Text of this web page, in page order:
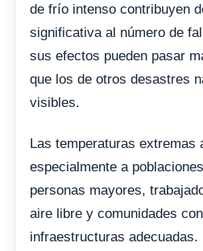
de frío intenso contribuyen
significativa al número de
sus efectos pueden pasar
que los de otros desastres
visibles.
Las temperaturas extremas
especialmente a
personas mayores,
aire libre y comunidades
infraestructuras